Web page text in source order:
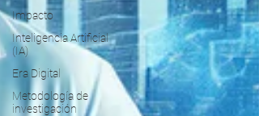
Impacto
Inteligencia Artificial
(IA)
Era Digital
Metodología de
investigación